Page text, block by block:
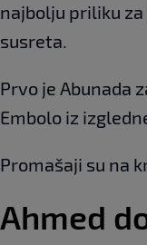
najbolju priliku
susreta.
Prvo je Abunada
Embolo iz
Promašaji su na
Ahmed